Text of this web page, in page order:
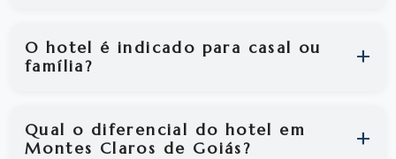
O hotel é indicado para casal ou
família?
Qual o diferencial do hotel em
Montes Claros de Goiás?